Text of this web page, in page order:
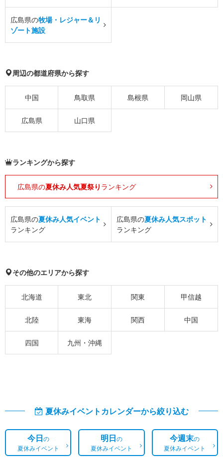
広島県の牧場・レジャー＆リ
ゾート施設
周辺の都道府県から探す
中国 鳥取県 島根県 岡山県
広島県 山口県
ランキングから探す
広島県の夏休み人気夏祭り ランキング
広島県の夏休み人気イベント
ランキング
広島県の夏休み人気スポット
ランキング
その他のエリアから探す
北海道 東北 関東 甲信越
北陸 東海 関西 中国
四国 九州・沖縄
夏休みイベントカレンダーから絞り込む
今日の
夏休みイベント
明日の
夏休みイベント
今週末の
夏休みイベント